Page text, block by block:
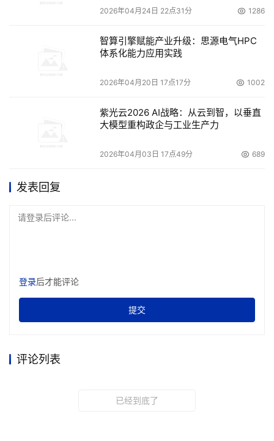
2026年04月24日 22点31分 1286
智算引擎赋能产业升级：思源电气HPC
体系化能力应用实践
2026年04月20日 17点17分 1002
紫光云2026 AI战略：从云到智，以垂直
大模型重构政企与工业生产力
2026年04月03日 17点49分 689
发表回复
请登录后评论...
登录后才能评论
提交
评论列表
已经到底了